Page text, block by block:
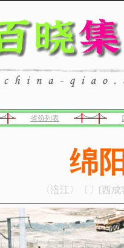
省份列表
绵
〈涪江〉〔〕[西